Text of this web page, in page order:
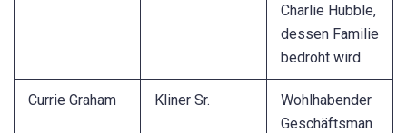
Charlie Hubble,
dessen Familie
bedroht wird.
Currie Graham Kliner Sr.
Wohlhabender
Geschäftsman